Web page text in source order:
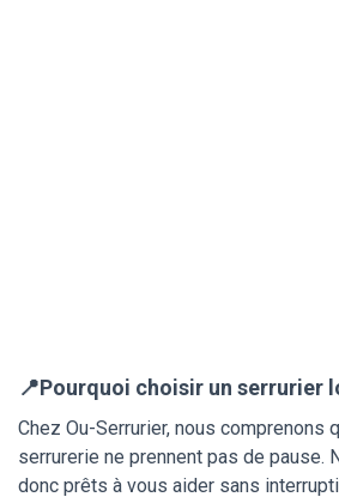
📍Pourquoi choisir un serrurier
Chez Ou-Serrurier, nous comprenons
serrurerie ne prennent pas de pause.
donc prêts à vous aider sans